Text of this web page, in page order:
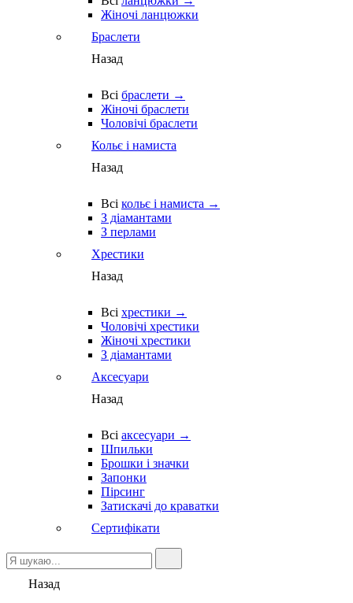
Жіночі ланцюжки
Браслети
Назад
Всі браслети →
Жіночі браслети
Чоловічі браслети
Кольє і намиста
Назад
Всі кольє і намиста →
З діамантами
З перлами
Хрестики
Назад
Всі хрестики →
Чоловічі хрестики
Жіночі хрестики
З діамантами
Аксесуари
Назад
Всі аксесуари →
Шпильки
Брошки і значки
Запонки
Пірсинг
Затискачі до краватки
Сертифікати
Назад